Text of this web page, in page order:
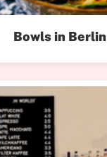
Bowls in Berlin